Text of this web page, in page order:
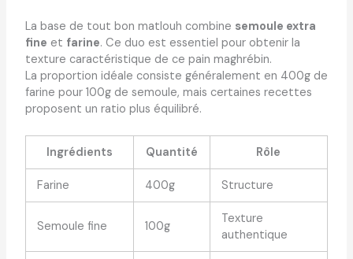
La base de tout bon matlouh combine semoule extra
fine et farine. Ce duo est essentiel pour obtenir la
texture caractéristique de ce pain maghrébin.
La proportion idéale consiste généralement en 400g de
farine pour 100g de semoule, mais certaines recettes
proposent un ratio plus équilibré.
Ingrédients Quantité Rôle
Farine 400g Structure
Semoule fine 100g
Texture
authentique